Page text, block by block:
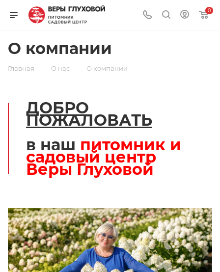
0
О компании
Главная — О нас — О компании
ДОБРО
ПОЖАЛОВАТЬ
в наш питомник и
садовый центр
Веры Глуховой